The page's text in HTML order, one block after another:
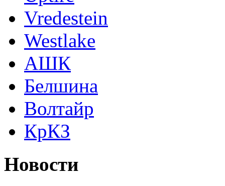
Vredestein
Westlake
АШК
Белшина
Волтайр
КрКЗ
Новости